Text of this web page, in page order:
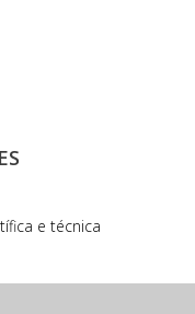
e técnica